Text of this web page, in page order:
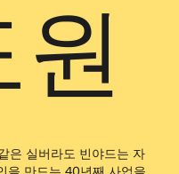
원
은 실버라도 빈야드는 자